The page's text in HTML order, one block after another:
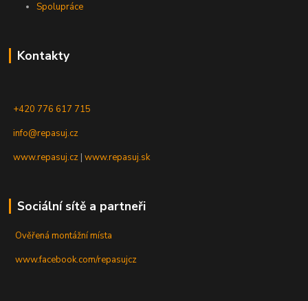
Spolupráce
Kontakty
+420 776 617 715
info@repasuj.cz
www.repasuj.cz |www.repasuj.sk
Sociální sítě a partneři
Ověřená montážní místa
www.facebook.com/repasujcz